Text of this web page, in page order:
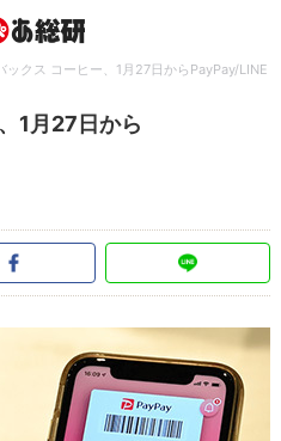
ックス コーヒー、1月27日からPayPay/LINE
1月27日から